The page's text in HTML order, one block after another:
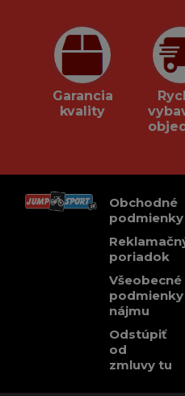
Garancia
kvality
Obchodné
podmienky
poriadok
Všeobecné
podmienky
nájmu
Odstúpiť
od
zmluvy tu